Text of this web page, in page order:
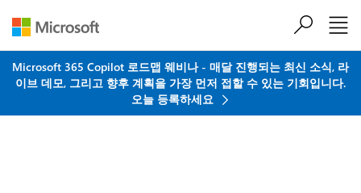
Microsoft 365 Copilot 로드맵 웨비나 - 매달 진행되는 최신 소식, 라
이브 데모, 그리고 향후 계획을 가장 먼저 접할 수 있는 기회입니다.
오늘 등록하세요